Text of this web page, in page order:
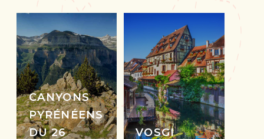
CANYONS
PYRÉNÉENS
DU 26
VOSGI